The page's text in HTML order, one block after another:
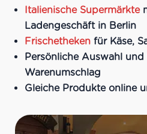
Italienische Supermärkte
Ladengeschäft in Berlin
Frischetheken für Käse,
Persönliche Auswahl
Warenumschlag
Gleiche Produkte online